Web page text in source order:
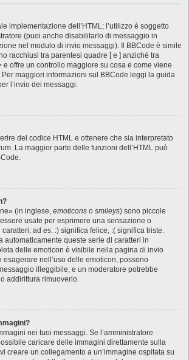
implementazione dell’HTML; l’utilizzo è soggetto
(puoi anche disabilitarlo di messaggio in
nel modulo di invio messaggi). Il BBCode è simile
racchiusi tra parentesi quadre [ e ] anziché tra
e offre un controllo maggiore su cosa e come viene
maggiori informazioni sul BBCode leggi la guida
l’invio dei messaggi.
del codice HTML e ottenere che sia interpretato
La maggior parte delle funzioni dell’HTML può
(in inglese, emoticons o smileys) sono piccole
usate per esprimere una sensazione o
ad es. :) significa felice, :( significa triste.
automaticamente queste serie di caratteri in
delle emoticon è visibile nella pagina di invio
esagerare nell’uso delle emoticon, possono
illeggibile, e un moderatore potrebbe
addirittura rimuoverlo.
nei tuoi messaggi. Se l’amministratore
caricare delle immagini direttamente sulla
creare un collegamento a un’immagine ospitata su